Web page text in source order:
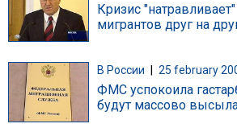
Кризис
мигрантов друг на
В России 25 february
ФМС успокоила
будут массово